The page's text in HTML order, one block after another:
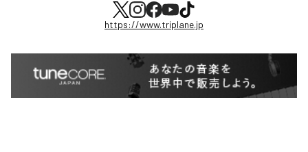
https://www.triplane.jp